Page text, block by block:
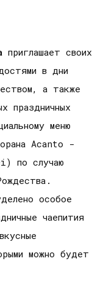
приглашает своих
в дни
а также
праздничных
меню
Acanto -
по случаю
особое
чаепития
можно будет